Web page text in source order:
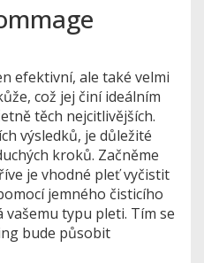
efektivní, ale také velmi
což jej činí ideálním
těch nejcitlivějších.
výsledků, je důležité
kroků. Začněme
je vhodné pleť vyčistit
jemného čisticího
typu pleti. Tím se
bude působit